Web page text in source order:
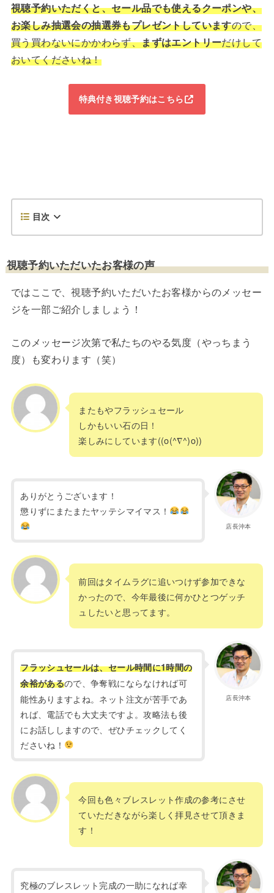
視聴予約いただくと、セール品でも使えるクーポンや、
お楽しみ抽選会の抽選券もプレゼントしていますので、
買う買わないにかかわらず、まずはエントリーだけして
おいてくださいね！
特典付き視聴予約はこちら
目次
視聴予約いただいたお客様の声
ではここで、視聴予約いただいたお客様からのメッセー
ジを一部ご紹介しましょう！
このメッセージ次第で私たちのやる気度（やっちまう
度）も変わります（笑）
またもやフラッシュセール
しかもいい石の日！
楽しみにしています((o(^∇^)o))
店長沖本
ありがとうございます！
懲りずにまたまたヤッテシマイマス！
前回はタイムラグに追いつけず参加できな
かったので、今年最後に何かひとつゲッチ
ュしたいと思ってます。
店長沖本
フラッシュセールは、セール時間に1時間の
余裕があるので、争奪戦にならなければ可
能性ありますよね。ネット注文が苦手であ
れば、電話でも大丈夫ですよ。攻略法も後
にお話ししますので、ぜひチェックしてく
ださいね！
今回も色々ブレスレット作成の参考にさせ
ていただきながら楽しく拝見させて頂きま
す！
究極のブレスレット完成の一助になれば幸